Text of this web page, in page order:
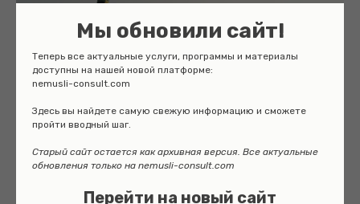
Гамбург — северное очарование
Мы обновили сайт!
Теперь все актуальные услуги, программы и материалы
доступны на нашей новой платформе:
nemusli-consult.com
Здесь вы найдете самую свежую информацию и сможете
пройти вводный шаг.
Старый сайт остается как архивная версия. Все актуальные
обновления только на nemusli-consult.com
Перейти на новый сайт